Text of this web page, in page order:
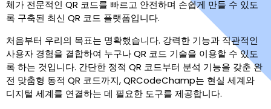
체가 전문적인 QR 코드를 빠르고 안전하며 손쉽게 만들 수 있도
록 구축된 최신 QR 코드 플랫폼입니다.
처음부터 우리의 목표는 명확했습니다. 강력한 기능과 직관적인
사용자 경험을 결합하여 누구나 QR 코드 기술을 이용할 수 있도
록 하는 것입니다. 간단한 정적 QR 코드부터 분석 기능을 갖춘 완
전 맞춤형 동적 QR 코드까지, QRCodeChamp는 현실 세계와
디지털 세계를 연결하는 데 필요한 도구를 제공합니다.